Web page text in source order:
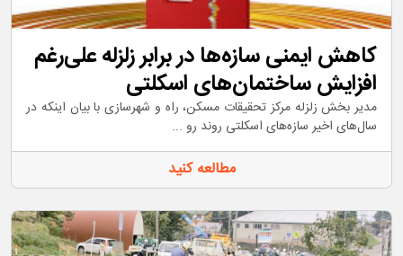
کاهش ایمنی سازه‌ها در برابر زلزله علی‌رغم
افزایش ساختمان‌های اسکلتی
مدیر بخش زلزله مرکز تحقیقات مسکن‌، راه و شهرسازی با بیان اینکه در
سال‌های اخیر سازه‌های اسکلتی روند رو ...
مطالعه کنید